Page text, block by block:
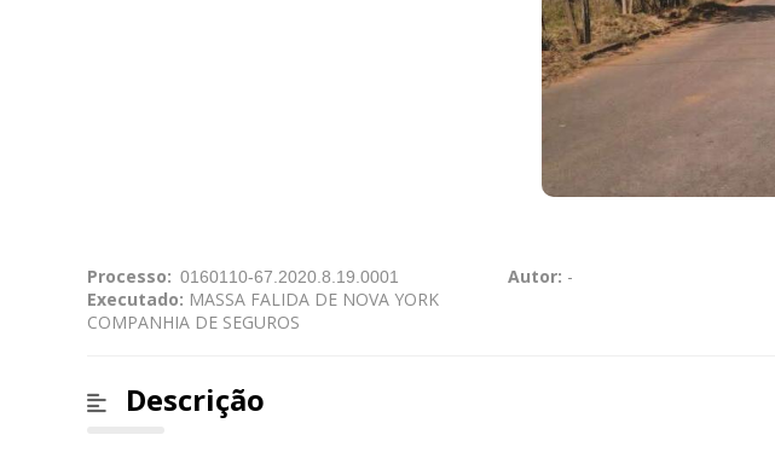
Processo: Autor: -
Executado: MASSA FALIDA DE NOVA YORK
COMPANHIA DE SEGUROS
Descrição